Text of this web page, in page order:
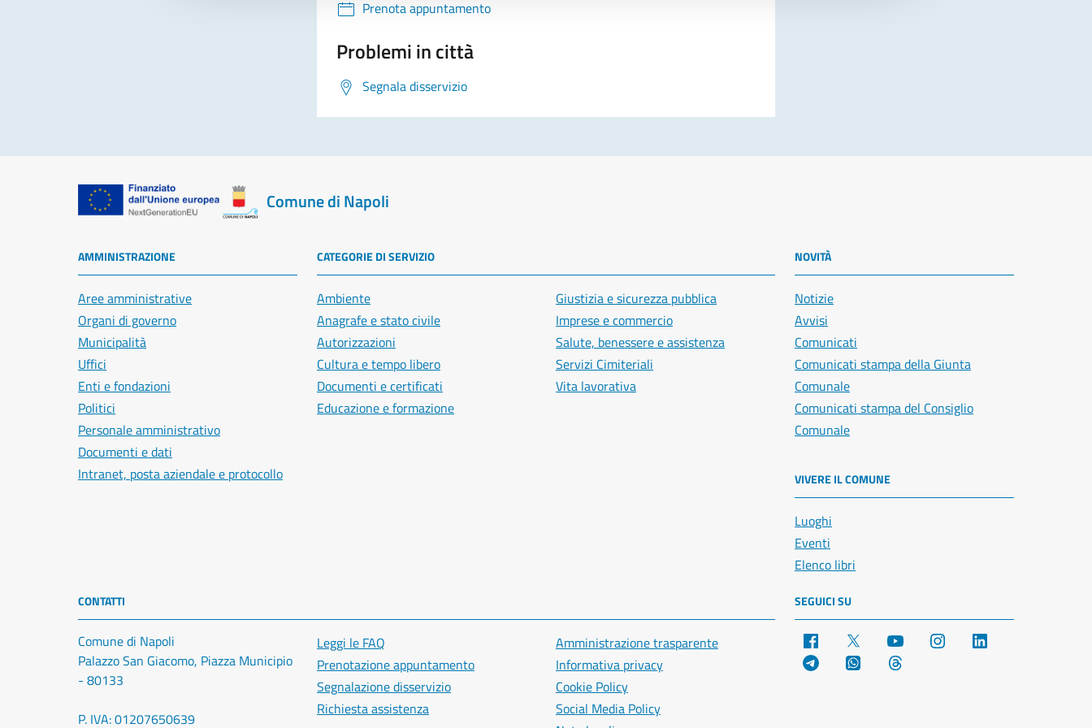
Prenota appuntamento
Problemi in città
Segnala disservizio
Comune di Napoli
AMMINISTRAZIONE
Aree amministrative
Organi di governo
Municipalità
Uffici
Enti e fondazioni
Politici
Personale amministrativo
Documenti e dati
Intranet, posta aziendale e protocollo
CATEGORIE DI SERVIZIO
Ambiente
Anagrafe e stato civile
Autorizzazioni
Cultura e tempo libero
Documenti e certificati
Educazione e formazione
Giustizia e sicurezza pubblica
Imprese e commercio
Salute, benessere e assistenza
Servizi Cimiteriali
Vita lavorativa
NOVITÀ
Notizie
Avvisi
Comunicati
Comunicati stampa della Giunta
Comunale
Comunicati stampa del Consiglio
Comunale
VIVERE IL COMUNE
Luoghi
Eventi
Elenco libri
CONTATTI
Comune di Napoli
Palazzo San Giacomo, Piazza Municipio
- 80133
P. IVA: 01207650639
Leggi le FAQ
Prenotazione appuntamento
Segnalazione disservizio
Richiesta assistenza
Amministrazione trasparente
Informativa privacy
Cookie Policy
Social Media Policy
SEGUICI SU
Facebook YouTube Instagram
Telegram WhatsApp